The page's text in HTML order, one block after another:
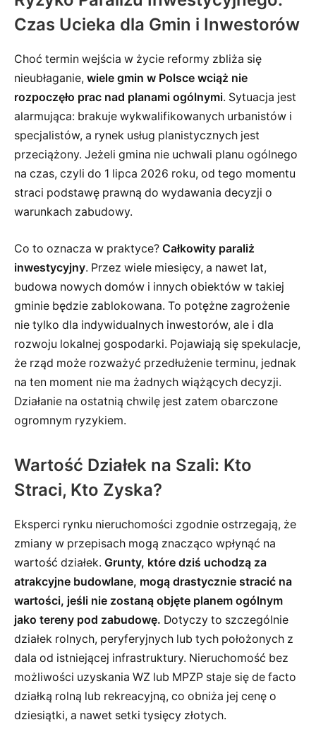
Czas Ucieka dla Gmin i Inwestorów
Choć termin wejścia w życie reformy zbliża się
nieubłaganie, wiele gmin w Polsce wciąż nie
rozpoczęło prac nad planami ogólnymi. Sytuacja jest
alarmująca: brakuje wykwalifikowanych urbanistów i
specjalistów, a rynek usług planistycznych jest
przeciążony. Jeżeli gmina nie uchwali planu ogólnego
na czas, czyli do 1 lipca 2026 roku, od tego momentu
straci podstawę prawną do wydawania decyzji o
warunkach zabudowy.
Co to oznacza w praktyce? Całkowity paraliż
inwestycyjny. Przez wiele miesięcy, a nawet lat,
budowa nowych domów i innych obiektów w takiej
gminie będzie zablokowana. To potężne zagrożenie
nie tylko dla indywidualnych inwestorów, ale i dla
rozwoju lokalnej gospodarki. Pojawiają się spekulacje,
że rząd może rozważyć przedłużenie terminu, jednak
na ten moment nie ma żadnych wiążących decyzji.
Działanie na ostatnią chwilę jest zatem obarczone
ogromnym ryzykiem.
Wartość Działek na Szali: Kto
Straci, Kto Zyska?
Eksperci rynku nieruchomości zgodnie ostrzegają, że
zmiany w przepisach mogą znacząco wpłynąć na
wartość działek. Grunty, które dziś uchodzą za
atrakcyjne budowlane, mogą drastycznie stracić na
wartości, jeśli nie zostaną objęte planem ogólnym
jako tereny pod zabudowę. Dotyczy to szczególnie
działek rolnych, peryferyjnych lub tych położonych z
dala od istniejącej infrastruktury. Nieruchomość bez
możliwości uzyskania WZ lub MPZP staje się de facto
działką rolną lub rekreacyjną, co obniża jej cenę o
dziesiątki, a nawet setki tysięcy złotych.